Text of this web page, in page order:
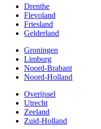
Drenthe
Flevoland
Friesland
Gelderland
Groningen
Limburg
Noord-Brabant
Noord-Holland
Overijssel
Utrecht
Zeeland
Zuid-Holland